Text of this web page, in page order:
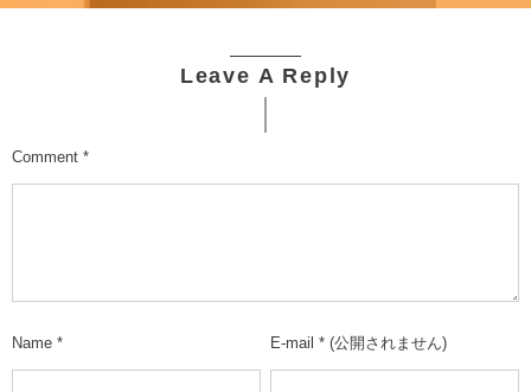
Leave A Reply
Comment *
Name * E-mail * (公開されません)